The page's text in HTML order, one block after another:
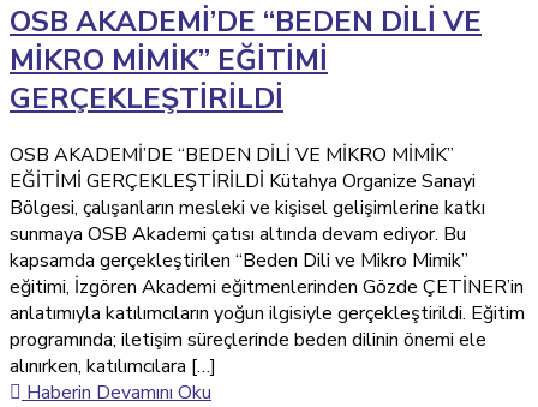
OSB AKADEMİ’DE “BEDEN DİLİ VE
MİKRO MİMİK” EĞİTİMİ
GERÇEKLEŞTİRİLDİ
OSB AKADEMİ’DE “BEDEN DİLİ VE MİKRO MİMİK”
EĞİTİMİ GERÇEKLEŞTİRİLDİ Kütahya Organize Sanayi
Bölgesi, çalışanların mesleki ve kişisel gelişimlerine katkı
sunmaya OSB Akademi çatısı altında devam ediyor. Bu
kapsamda gerçekleştirilen “Beden Dili ve Mikro Mimik”
eğitimi, İzgören Akademi eğitmenlerinden Gözde ÇETİNER’in
anlatımıyla katılımcıların yoğun ilgisiyle gerçekleştirildi. Eğitim
programında; iletişim süreçlerinde beden dilinin önemi ele
alınırken, katılımcılara […]
Haberin Devamını Oku